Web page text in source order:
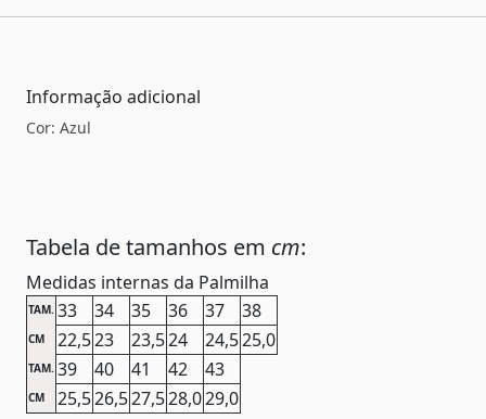
Informação adicional
Cor: Azul
Tabela de tamanhos em cm:
Medidas internas da Palmilha
TAM. 33 34 35 36 37 38
CM 22,523 23,524 24,525,0
TAM. 39 40 41 42 43
CM 25,526,527,528,029,0